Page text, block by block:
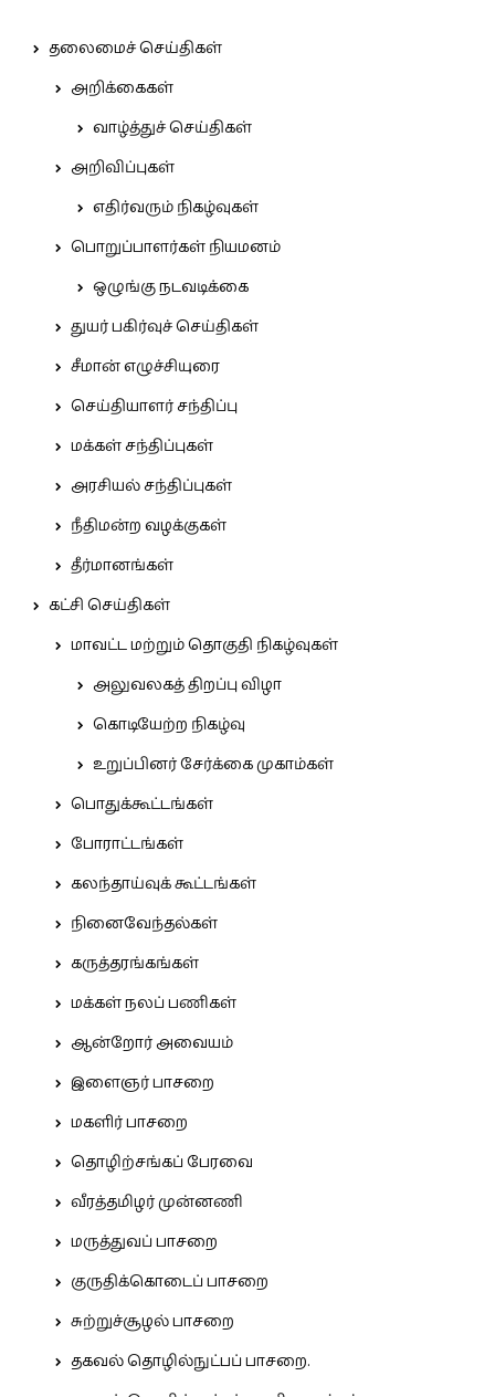
தலைமைச் செய்திகள்
அறிக்கைகள்
வாழ்த்துச் செய்திகள்
அறிவிப்புகள்
எதிர்வரும் நிகழ்வுகள்
பொறுப்பாளர்கள் நியமனம்
ஒழுங்கு நடவடிக்கை
துயர் பகிர்வுச் செய்திகள்
சீமான் எழுச்சியுரை
செய்தியாளர் சந்திப்பு
மக்கள் சந்திப்புகள்
அரசியல் சந்திப்புகள்
நீதிமன்ற வழக்குகள்
தீர்மானங்கள்
கட்சி செய்திகள்
மாவட்ட மற்றும் தொகுதி நிகழ்வுகள்
அலுவலகத் திறப்பு விழா
கொடியேற்ற நிகழ்வு
உறுப்பினர் சேர்க்கை முகாம்கள்
பொதுக்கூட்டங்கள்
போராட்டங்கள்
கலந்தாய்வுக் கூட்டங்கள்
நினைவேந்தல்கள்
கருத்தரங்கங்கள்
மக்கள் நலப் பணிகள்
ஆன்றோர் அவையம்
இளைஞர் பாசறை
மகளிர் பாசறை
தொழிற்சங்கப் பேரவை
வீரத்தமிழர் முன்னணி
மருத்துவப் பாசறை
குருதிக்கொடைப் பாசறை
சுற்றுச்சூழல் பாசறை
தகவல் தொழில்நுட்பப் பாசறை.